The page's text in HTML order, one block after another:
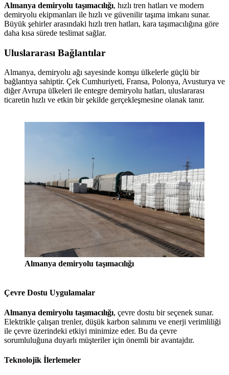
Almanya demiryolu taşımacılığı, hızlı tren hatları ve modern
demiryolu ekipmanları ile hızlı ve güvenilir taşıma imkanı sunar.
Büyük şehirler arasındaki hızlı tren hatları, kara taşımacılığına göre
daha kısa sürede teslimat sağlar.
Uluslararası Bağlantılar
Almanya, demiryolu ağı sayesinde komşu ülkelerle güçlü bir
bağlantıya sahiptir. Çek Cumhuriyeti, Fransa, Polonya, Avusturya ve
diğer Avrupa ülkeleri ile entegre demiryolu hatları, uluslararası
ticaretin hızlı ve etkin bir şekilde gerçekleşmesine olanak tanır.
Almanya demiryolu taşımacılığı
Çevre Dostu Uygulamalar
Almanya demiryolu taşımacılığı, çevre dostu bir seçenek sunar.
Elektrikle çalışan trenler, düşük karbon salınımı ve enerji verimliliği
ile çevre üzerindeki etkiyi minimize eder. Bu da çevre
sorumluluğuna duyarlı müşteriler için önemli bir avantajdır.
Teknolojik İlerlemeler